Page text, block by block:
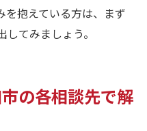
を抱えている方は、まず
てみましょう。
の各相談先で解